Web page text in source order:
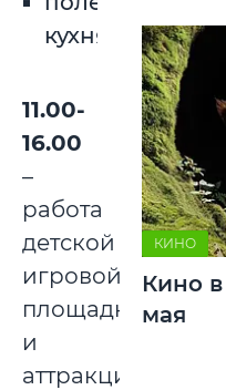
кухня
11.00-
16.00
–
работа
детской
игровой
площадки
и
аттракционов;
КИНО
Кино
мая